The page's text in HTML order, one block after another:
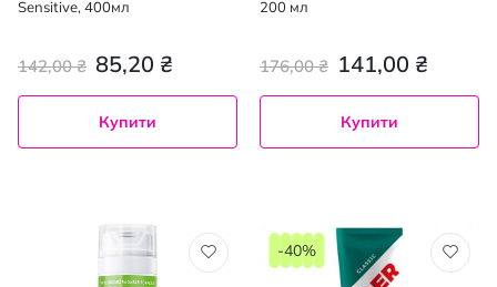
Sensitive, 400мл
85,20 ₴
142,00 ₴
Купити
200 мл
141,00 ₴
176,00 ₴
Купити
-40%